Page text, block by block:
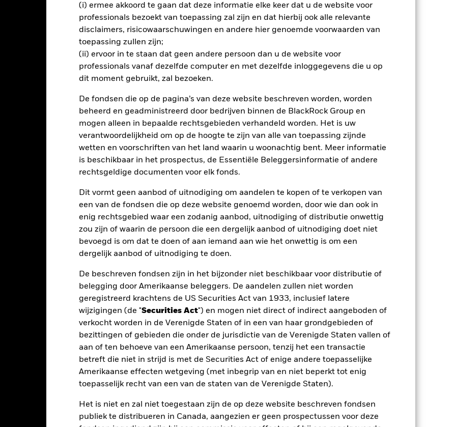
(i) ermee akkoord te gaan dat deze informatie elke keer dat u de website voor
professionals bezoekt van toepassing zal zijn en dat hierbij ook alle relevante
disclaimers, risicowaarschuwingen en andere hier genoemde voorwaarden van
toepassing zullen zijn;
(ii) ervoor in te staan dat geen andere persoon dan u de website voor
professionals vanaf dezelfde computer en met dezelfde inloggegevens die u op
dit moment gebruikt, zal bezoeken.
De fondsen die op de pagina’s van deze website beschreven worden, worden
beheerd en geadministreerd door bedrijven binnen de BlackRock Group en
mogen alleen in bepaalde rechtsgebieden verhandeld worden. Het is uw
verantwoordelijkheid om op de hoogte te zijn van alle van toepassing zijnde
wetten en voorschriften van het land waarin u woonachtig bent. Meer informatie
is beschikbaar in het prospectus, de Essentiële Beleggersinformatie of andere
rechtsgeldige documenten voor elk fonds.
Dit vormt geen aanbod of uitnodiging om aandelen te kopen of te verkopen van
een van de fondsen die op deze website genoemd worden, door wie dan ook in
enig rechtsgebied waar een zodanig aanbod, uitnodiging of distributie onwettig
zou zijn of waarin de persoon die een dergelijk aanbod of uitnodiging doet niet
bevoegd is om dat te doen of aan iemand aan wie het onwettig is om een
dergelijk aanbod of uitnodiging te doen.
De beschreven fondsen zijn in het bijzonder niet beschikbaar voor distributie of
belegging door Amerikaanse beleggers. De aandelen zullen niet worden
geregistreerd krachtens de US Securities Act van 1933, inclusief latere
wijzigingen (de "Securities Act") en mogen niet direct of indirect aangeboden of
verkocht worden in de Verenigde Staten of in een van haar grondgebieden of
bezittingen of gebieden die onder de jurisdictie van de Verenigde Staten vallen of
aan of ten behoeve van een Amerikaanse persoon, tenzij het een transactie
betreft die niet in strijd is met de Securities Act of enige andere toepasselijke
Amerikaanse effecten wetgeving (met inbegrip van en niet beperkt tot enig
toepasselijk recht van een van de staten van de Verenigde Staten).
Het is niet en zal niet toegestaan zijn de op deze website beschreven fondsen
publiek te distribueren in Canada, aangezien er geen prospectussen voor deze
2024-03-31 00:00:00 to 2026-07-31 00:00:00.
Op jaarbasis Cumulatief 12 maanden
grafiek toont de prestatie van het product als het procentuele verlies of de winst per jaar over de
1 jaar vergeleken met de benchmark. Het kan u helpen om te beoordelen hoe het product in het
werd beheerd en het met de benchmark te vergelijken.
chart has 1 X axis displaying categories.
Totaalrendement (%) Beperkende benchmark 1 (%)
2022 2023
2021
2022 2023 2024 2025
2,9
Beperkende benchmark 1 (%) USD
5,3
rendement is weergegeven na aftrek van de lopende kosten. Instap-/uitstapvergoedingen worden niet in
genomen bij de berekening.
geen betrouwbare indicator voor toekomstige resultaten. Markten kunnen zich in de toekomst heel
ontwikkelen. Het kan u helpen om te beoordelen hoe het fonds in het verleden werd beheerd
prestaties worden weergegeven op basis van de netto-inventariswaarde (NIW), waarbij de bruto-inkomsten,
van toepassing, worden herbelegd. Het rendement van uw belegging kan stijgen of dalen als gevolg